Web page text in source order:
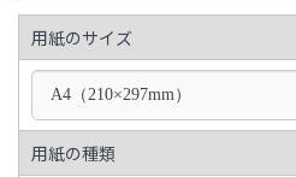
用紙のサイズ
A4（210×297mm）
用紙の種類